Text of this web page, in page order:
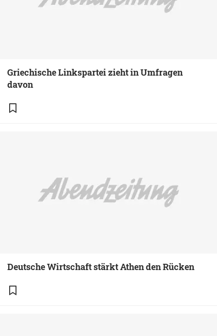
Griechische Linkspartei zieht in Umfragen
davon
Deutsche Wirtschaft stärkt Athen den Rücken